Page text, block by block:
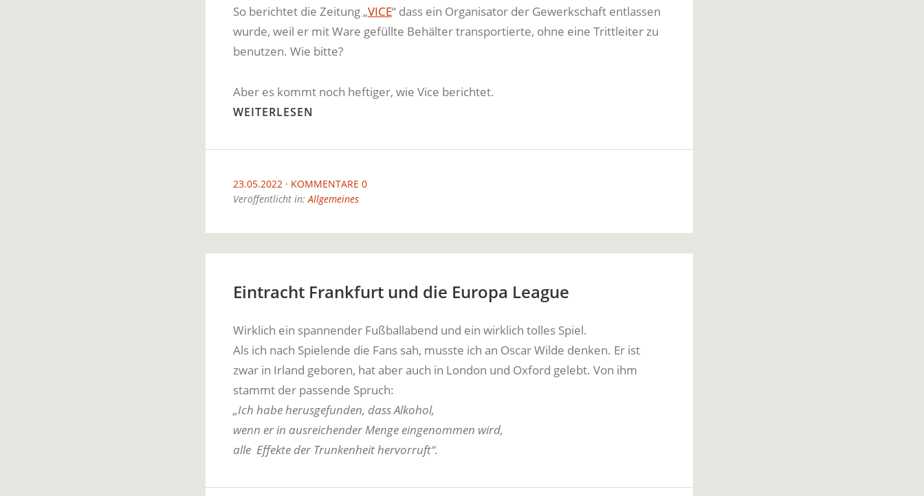
So berichtet die Zeitung „VICE“ dass ein Organisator der Gewerkschaft entlassen
wurde, weil er mit Ware gefüllte Behälter transportierte, ohne eine Trittleiter zu
benutzen. Wie bitte?
Aber es kommt noch heftiger, wie Vice berichtet.
WEITERLESEN
23.05.2022
KOMMENTARE 0
Veröffentlicht in:Allgemeines
Eintracht Frankfurt und die Europa League
Wirklich ein spannender Fußballabend und ein wirklich tolles Spiel.
Als ich nach Spielende die Fans sah, musste ich an Oscar Wilde denken. Er ist
zwar in Irland geboren, hat aber auch in London und Oxford gelebt. Von ihm
stammt der passende Spruch:
„Ich habe herusgefunden, dass Alkohol,
wenn er in ausreichender Menge eingenommen wird,
alle Effekte der Trunkenheit hervorruft“.